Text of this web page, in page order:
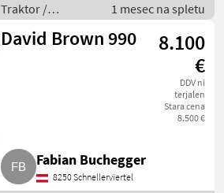
Traktor /
Standardni
traktor
1 mesec na spletu
David Brown 990
8.100
€
DDV ni
terjalen
Stara cena
8.500 €
Fabian Buchegger
8250 Schnellerviertel